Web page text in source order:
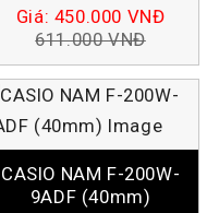
Giá: 450.000 VNĐ
611.000VNĐ
CASIO NAM F-200W-
9ADF (40mm)